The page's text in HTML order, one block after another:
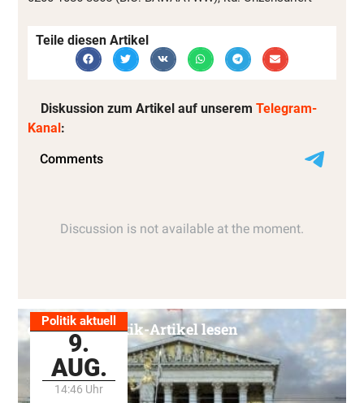
Teile diesen Artikel
Diskussion zum Artikel auf unserem Telegram-
Kanal:
Politik aktuell
9.
AUG.
14:46 Uhr
Alle Politik-Artikel lesen